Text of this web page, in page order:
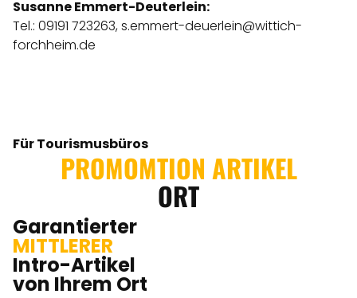
Susanne Emmert-Deuterlein:
Tel.: 09191 723263,s.emmert-deuerlein@wittich-
forchheim.de
Für Tourismusbüros
PROMOMTION ARTIKEL
ORT
Garantierter
MITTLERER
Intro-Artikel
von Ihrem Ort